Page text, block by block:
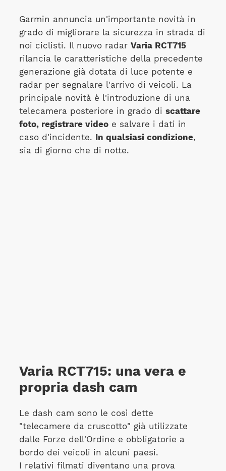
Garmin annuncia un'importante novità in
grado di migliorare la sicurezza in strada di
noi ciclisti. Il nuovo radar Varia RCT715
rilancia le caratteristiche della precedente
generazione già dotata di luce potente e
radar per segnalare l'arrivo di veicoli. La
principale novità è l'introduzione di una
telecamera posteriore in grado di scattare
foto, registrare videoe salvare i dati in
caso d'incidente. In qualsiasi condizione,
sia di giorno che di notte.
Varia RCT715: una vera e
propria dash cam
Le dash cam sono le così dette
"telecamere da cruscotto" già utilizzate
dalle Forze dell'Ordine e obbligatorie a
bordo dei veicoli in alcuni paesi.
I relativi filmati diventano una prova